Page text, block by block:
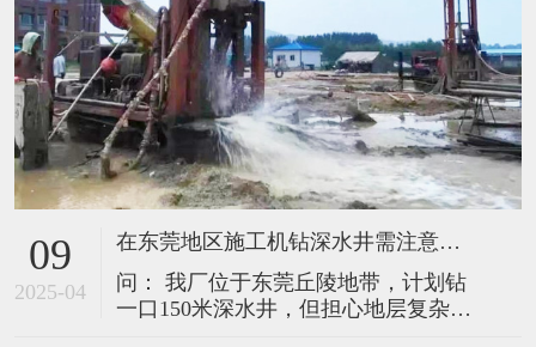
09
2025-04
在东莞地区施工机钻深水井需注意哪些要点？如何延长水井使用寿命？
问： 我厂位于东莞丘陵地带，计划钻
一口150米深水井，但担心地层复杂影